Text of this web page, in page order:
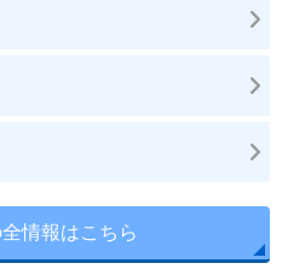
情報はこちら